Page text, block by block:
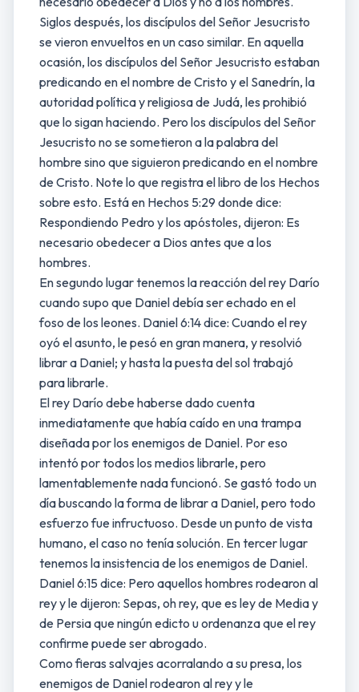
Siglos después, los discípulos del Señor Jesucristo
se vieron envueltos en un caso similar. En aquella
ocasión, los discípulos del Señor Jesucristo estaban
predicando en el nombre de Cristo y el Sanedrín, la
autoridad política y religiosa de Judá, les prohibió
que lo sigan haciendo. Pero los discípulos del Señor
Jesucristo no se sometieron a la palabra del
hombre sino que siguieron predicando en el nombre
de Cristo. Note lo que registra el libro de los Hechos
sobre esto. Está en Hechos 5:29 donde dice:
Respondiendo Pedro y los apóstoles, dijeron: Es
necesario obedecer a Dios antes que a los
hombres.
En segundo lugar tenemos la reacción del rey Darío
cuando supo que Daniel debía ser echado en el
foso de los leones. Daniel 6:14 dice: Cuando el rey
oyó el asunto, le pesó en gran manera, y resolvió
librar a Daniel; y hasta la puesta del sol trabajó
para librarle.
El rey Darío debe haberse dado cuenta
inmediatamente que había caído en una trampa
diseñada por los enemigos de Daniel. Por eso
intentó por todos los medios librarle, pero
lamentablemente nada funcionó. Se gastó todo un
día buscando la forma de librar a Daniel, pero todo
esfuerzo fue infructuoso. Desde un punto de vista
humano, el caso no tenía solución. En tercer lugar
tenemos la insistencia de los enemigos de Daniel.
Daniel 6:15 dice: Pero aquellos hombres rodearon al
rey y le dijeron: Sepas, oh rey, que es ley de Media y
de Persia que ningún edicto u ordenanza que el rey
confirme puede ser abrogado.
Como fieras salvajes acorralando a su presa, los
enemigos de Daniel rodearon al rey y le